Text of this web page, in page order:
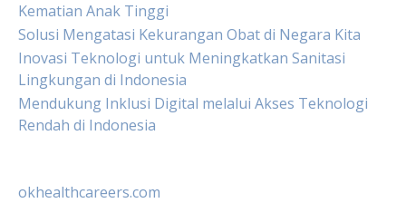
Kematian Anak Tinggi
Solusi Mengatasi Kekurangan Obat di Negara Kita
Inovasi Teknologi untuk Meningkatkan Sanitasi
Lingkungan di Indonesia
Mendukung Inklusi Digital melalui Akses Teknologi
Rendah di Indonesia
okhealthcareers.com